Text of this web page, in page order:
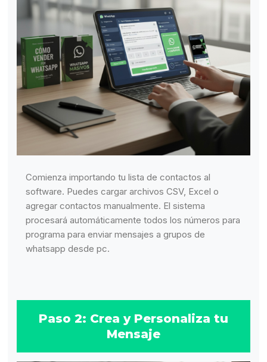
Comienza importando tu lista de contactos al
software. Puedes cargar archivos CSV, Excel o
agregar contactos manualmente. El sistema
procesará automáticamente todos los números para
programa para enviar mensajes a grupos de
whatsapp desde pc.
Paso 2: Crea y Personaliza tu
Mensaje